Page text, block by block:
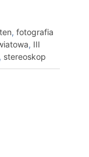
, fotografia
, III
, stereoskop